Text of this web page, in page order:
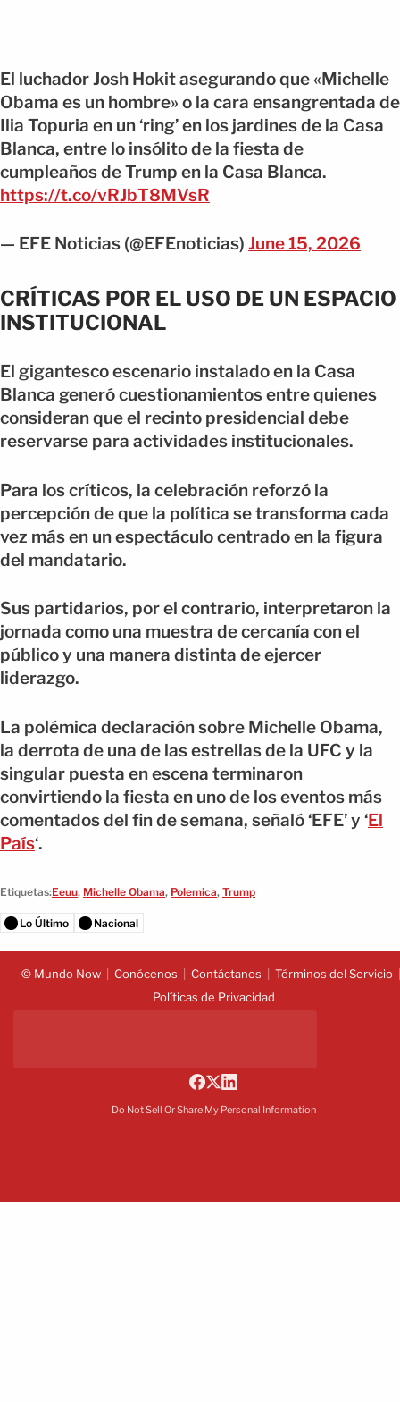
El luchador Josh Hokit asegurando que «Michelle
Obama es un hombre» o la cara ensangrentada de
Ilia Topuria en un ‘ring’ en los jardines de la Casa
Blanca, entre lo insólito de la fiesta de
cumpleaños de Trump en la Casa Blanca.
https://t.co/vRJbT8MVsR
— EFE Noticias (@EFEnoticias) June 15, 2026
CRÍTICAS POR EL USO DE UN ESPACIO
INSTITUCIONAL
El gigantesco escenario instalado en la Casa
Blanca generó cuestionamientos entre quienes
consideran que el recinto presidencial debe
reservarse para actividades institucionales.
Para los críticos, la celebración reforzó la
percepción de que la política se transforma cada
vez más en un espectáculo centrado en la figura
del mandatario.
Sus partidarios, por el contrario, interpretaron la
jornada como una muestra de cercanía con el
público y una manera distinta de ejercer
liderazgo.
La polémica declaración sobre Michelle Obama,
la derrota de una de las estrellas de la UFC y la
singular puesta en escena terminaron
convirtiendo la fiesta en uno de los eventos más
comentados del fin de semana, señaló ‘EFE’ y ‘El
País‘.
Etiquetas:Eeuu, Michelle Obama, Polemica, Trump
Lo Último Nacional
© Mundo Now Conócenos Contáctanos
Términos del Servicio
Políticas de Privacidad
Do Not Sell Or Share My Personal Information